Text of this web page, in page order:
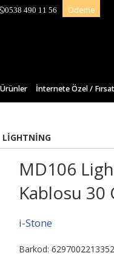
0538 490 11 56 Ödeme
İnternete Özel /
LIGHTNING
MD106
Kablosu 30
i-Stone
Barkod: 6297002213352